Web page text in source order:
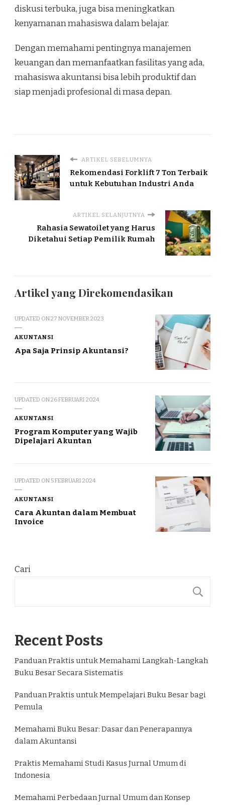
diskusi terbuka, juga bisa meningkatkan
kenyamanan mahasiswa dalam belajar.
Dengan memahami pentingnya manajemen
keuangan dan memanfaatkan fasilitas yang ada,
mahasiswa akuntansi bisa lebih produktif dan
siap menjadi profesional di masa depan.
ARTIKEL SEBELUMNYA
Rekomendasi Forklift 7 Ton Terbaik
untuk Kebutuhan Industri Anda
ARTIKEL SELANJUTNYA
Rahasia Sewatoilet yang Harus
Diketahui Setiap Pemilik Rumah
Artikel yang Direkomendasikan
UPDATED ON27 NOVEMBER 2023
AKUNTANSI
Apa Saja Prinsip Akuntansi?
UPDATED ON26 FEBRUARI 2024
AKUNTANSI
Program Komputer yang Wajib
Dipelajari Akuntan
UPDATED ON 5 FEBRUARI 2024
AKUNTANSI
Cara Akuntan dalam Membuat
Invoice
Cari
Recent Posts
Panduan Praktis untuk Memahami Langkah-Langkah
Buku Besar Secara Sistematis
Panduan Praktis untuk Mempelajari Buku Besar bagi
Pemula
Memahami Buku Besar: Dasar dan Penerapannya
dalam Akuntansi
Praktis Memahami Studi Kasus Jurnal Umum di
Indonesia
Memahami Perbedaan Jurnal Umum dan Konsep